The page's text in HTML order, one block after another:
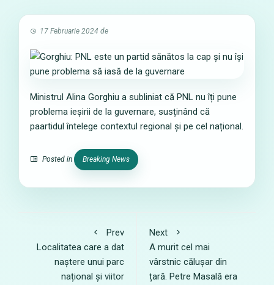
17 Februarie 2024 de
Ministrul Alina Gorghiu a subliniat că PNL nu îți pune
problema ieșirii de la guvernare, susținând că
paartidul întelege contextul regional și pe cel național.
Posted in Breaking News
Prev
Localitatea care a dat
naștere unui parc
național și viitor
Next
A murit cel mai
vârstnic călușar din
țară. Petre Masală era